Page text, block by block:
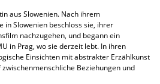
aus Slowenien. Nach ihrem
in Slowenien beschloss sie, ihrer
nachzugehen, und begann ein
in Prag, wo sie derzeit lebt. In ihren
Einsichten mit abstrakter Erzählkunst
Beziehungen und